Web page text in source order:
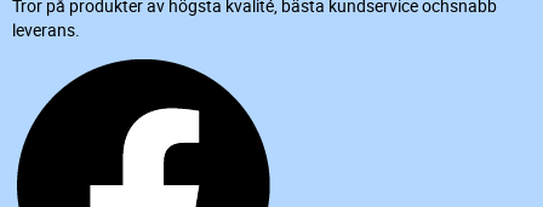
Tror på produkter av högsta kvalité, bästa kundservice ochsnabb
leverans.